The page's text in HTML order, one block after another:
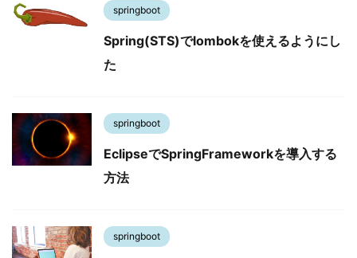
springboot
Spring(STS)でlombokを使えるようにし
た
springboot
EclipseでSpringFrameworkを導入する
方法
springboot